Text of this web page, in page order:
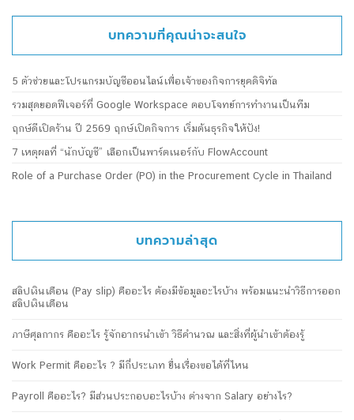
บทความที่คุณน่าจะสนใจ
5 ตัวช่วยและโปรแกรมบัญชีออนไลน์เพื่อเจ้าของกิจการยุคดิจิทัล
รวมสุดยอดฟีเจอร์ที่ Google Workspace ตอบโจทย์การทำงานเป็นทีม
ฤกษ์ดีเปิดร้าน ปี 2569 ฤกษ์เปิดกิจการ เริ่มต้นธุรกิจให้ปัง!
7 เหตุผลที่ “นักบัญชี” เลือกเป็นพาร์ตเนอร์กับ FlowAccount
Role of a Purchase Order (PO) in the Procurement Cycle in Thailand
บทความล่าสุด
สลิปเงินเดือน (Pay slip) คืออะไร ต้องมีข้อมูลอะไรบ้าง พร้อมแนะนำวิธีการออก
สลิปเงินเดือน
ภาษีศุลกากร คืออะไร รู้จักอากรนำเข้า วิธีคำนวณ และสิ่งที่ผู้นำเข้าต้องรู้
Work Permit คืออะไร ? มีกี่ประเภท ยื่นเรื่องขอได้ที่ไหน
Payroll คืออะไร? มีส่วนประกอบอะไรบ้าง ต่างจาก Salary อย่างไร?